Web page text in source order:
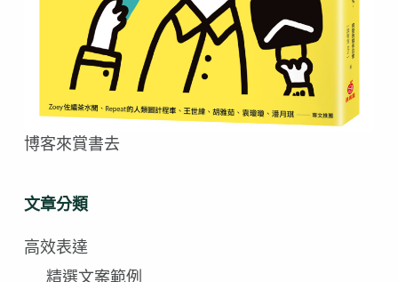
博客來賞書去
文章分類
高效表達
精選文案範例